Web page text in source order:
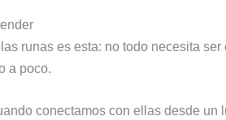
runas es esta: no todo necesita
a poco.
conectamos con ellas desde